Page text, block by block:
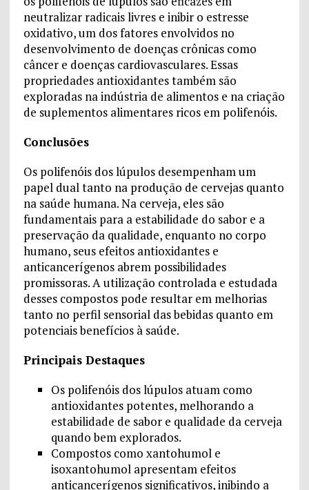
neutralizar radicais livres e inibir o estresse
oxidativo, um dos fatores envolvidos no
desenvolvimento de doenças crônicas como
câncer e doenças cardiovasculares. Essas
propriedades antioxidantes também são
exploradas na indústria de alimentos e na criação
de suplementos alimentares ricos em polifenóis.
Conclusões
Os polifenóis dos lúpulos desempenham um
papel dual tanto na produção de cervejas quanto
na saúde humana. Na cerveja, eles são
fundamentais para a estabilidade do sabor e a
preservação da qualidade, enquanto no corpo
humano, seus efeitos antioxidantes e
anticancerígenos abrem possibilidades
promissoras. A utilização controlada e estudada
desses compostos pode resultar em melhorias
tanto no perfil sensorial das bebidas quanto em
potenciais benefícios à saúde.
Principais Destaques
Os polifenóis dos lúpulos atuam como
antioxidantes potentes, melhorando a
estabilidade de sabor e qualidade da cerveja
quando bem explorados.
Compostos como xantohumol e
isoxantohumol apresentam efeitos
anticancerígenos significativos, inibindo a